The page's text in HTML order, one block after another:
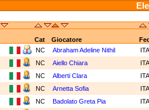
Cat Giocatore
NC Abraham Adeline Nithil
NC Aiello Chiara
NC Alberti Clara
NC Arnetta Sofia
NC Badolato Greta Pia